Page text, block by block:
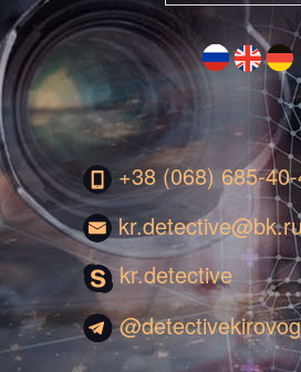
+38 (068) 685-
kr.detective